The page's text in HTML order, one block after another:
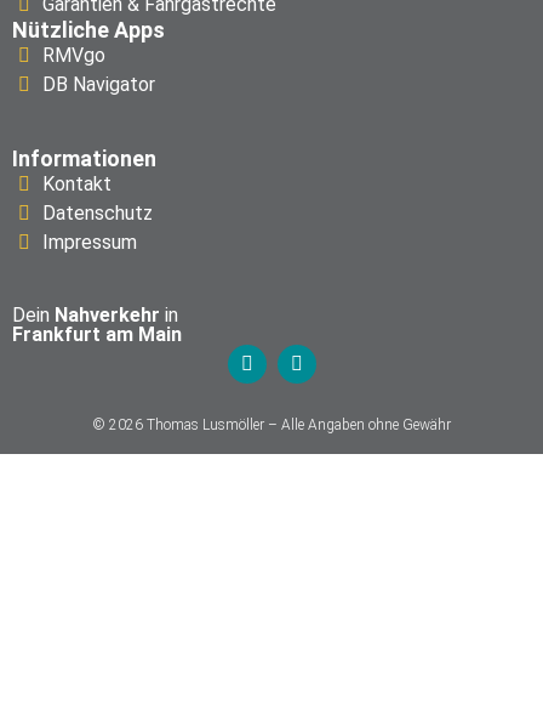
Nützliche Apps
RMVgo
DB Navigator
Informationen
Kontakt
Datenschutz
Impressum
Dein Nahverkehr in
Frankfurt am Main
© 2026 Thomas Lusmöller – Alle Angaben ohne Gewähr